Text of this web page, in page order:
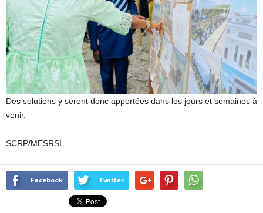
Des solutions y seront donc apportées dans les jours et semaines à
venir.
SCRP/MESRSI
Facebook Twitter